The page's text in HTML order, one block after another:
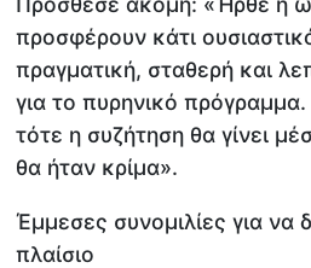
προσφέρουν κάτι
πραγματική, σταθερή και
για το πυρηνικό
τότε η συζήτηση θα γίνει
θα ήταν κρίμα».
Έμμεσες συνομιλίες για να
πλαίσιο